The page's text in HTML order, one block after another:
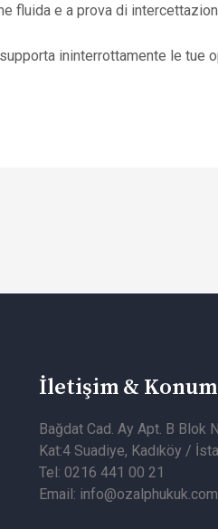
fluida e a prova di
ininterrottamente le tue
İletişim & Konum
Bağdat Cad. Ay Apt. B Blok
Kat:4 Suadiye, Kadıköy /
Tel: 0216 441 00 21
Email: info@ozalphukuk.com